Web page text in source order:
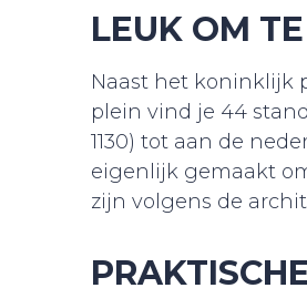
LEUK OM
Naast het koninklijk
plein vind je 44
1130) tot aan de
eigenlijk gemaakt
zijn volgens de